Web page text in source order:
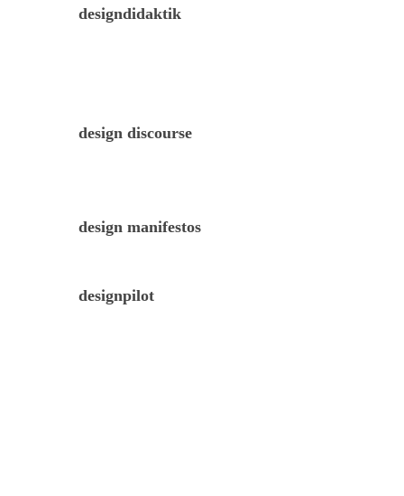
designdidaktik
design discourse
design manifestos
designpilot